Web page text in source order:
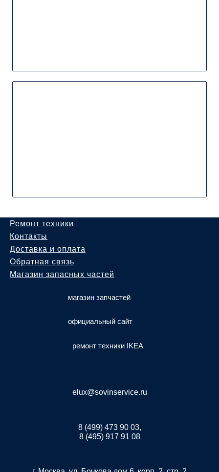
Ремонт техники
Контакты
Доставка и оплата
Обратная связь
Магазин запасных частей
магазин запчастей
официальный сайт
ремонт техники IKEA
elux@sovinservice.ru
8 (499) 473 90 03,
8 (495) 917 91 08